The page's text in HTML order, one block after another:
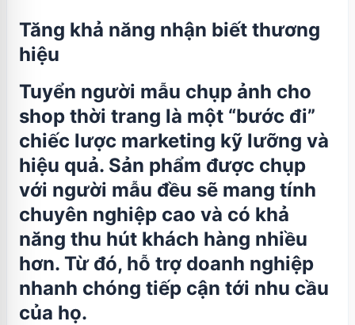
Tăng khả năng nhận biết thương
hiệu
Tuyển người mẫu chụp ảnh cho
shop thời trang là một “bước đi”
chiếc lược marketing kỹ lưỡng và
hiệu quả. Sản phẩm được chụp
với người mẫu đều sẽ mang tính
chuyên nghiệp cao và có khả
năng thu hút khách hàng nhiều
hơn. Từ đó, hỗ trợ doanh nghiệp
nhanh chóng tiếp cận tới nhu cầu
của họ.